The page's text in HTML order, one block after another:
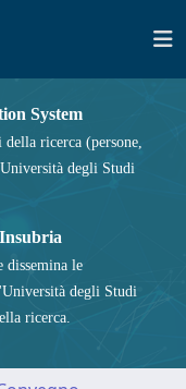
System
ricerca (persone,
degli Studi
dissemina le
degli Studi
ricerca.